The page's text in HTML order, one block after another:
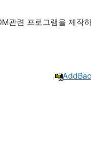
관련 프로그램을 제작